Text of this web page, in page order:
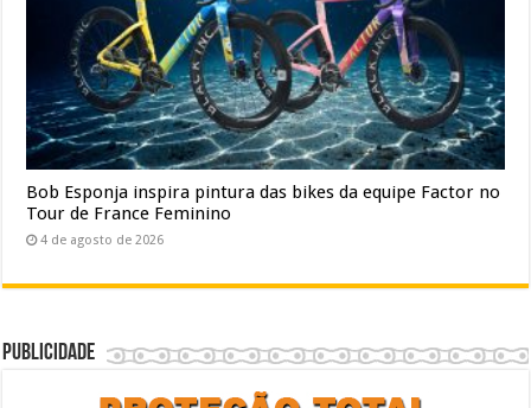
Bob Esponja inspira pintura das bikes da equipe Factor no
Tour de France Feminino
4 de agosto de 2026
Publicidade